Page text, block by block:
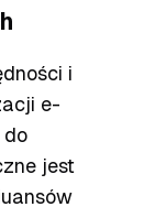
i
e-
do
jest